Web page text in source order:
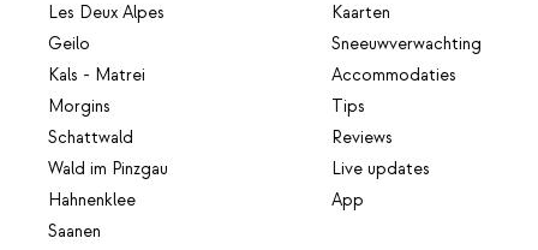
Les Deux Alpes
Geilo
Kals - Matrei
Morgins
Schattwald
Wald im Pinzgau
Hahnenklee
Saanen
Kaarten
Sneeuwverwachting
Accommodaties
Tips
Reviews
Live updates
App